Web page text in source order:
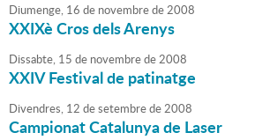
Diumenge, 16 de novembrede2008
XXIXè Cros dels Arenys
Dissabte, 15 de novembrede2008
XXIV Festival de patinatge
Divendres, 12 desetembrede2008
Campionat Catalunya de Laser